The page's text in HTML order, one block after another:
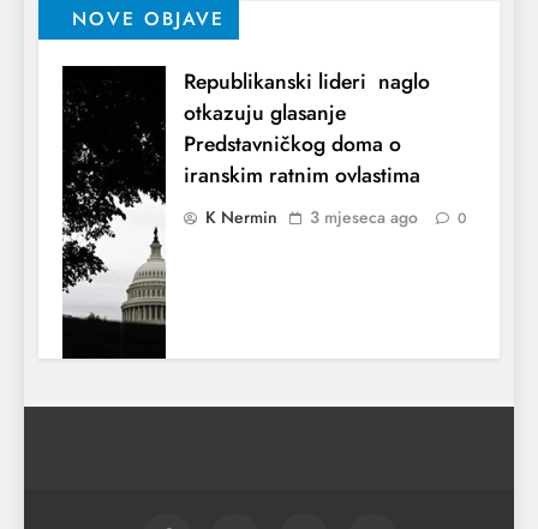
NOVE OBJAVE
Republikanski lideri naglo
otkazuju glasanje
Predstavničkog doma o
iranskim ratnim ovlastima
K Nermin 3 mjeseca ago 0